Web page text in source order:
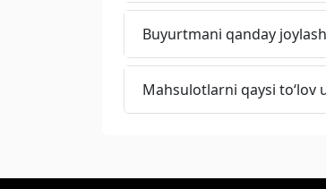
Buyurtmani qanday
Mahsulotlarni qaysi